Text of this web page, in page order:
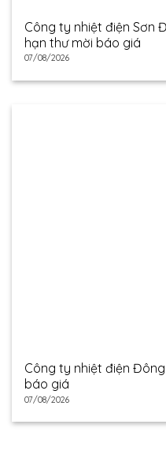
Công ty nhiệt điện Sơn
hạn thư mời báo giá
07/08/2026
Công ty nhiệt điện Đông
báo giá
07/08/2026